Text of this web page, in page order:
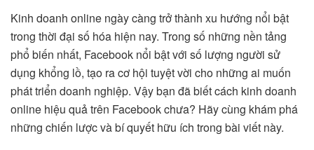
Kinh doanh online ngày càng trở thành xu hướng nổi bật
trong thời đại số hóa hiện nay. Trong số những nền tảng
phổ biến nhất, Facebook nổi bật với số lượng người sử
dụng khổng lồ, tạo ra cơ hội tuyệt vời cho những ai muốn
phát triển doanh nghiệp. Vậy bạn đã biết cách kinh doanh
online hiệu quả trên Facebook chưa? Hãy cùng khám phá
những chiến lược và bí quyết hữu ích trong bài viết này.